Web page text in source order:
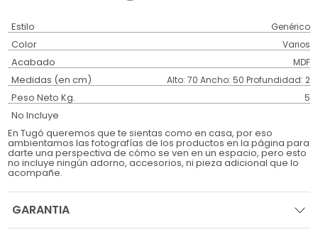
Estilo Genérico
Color Varios
Acabado MDF
Medidas (en cm) Alto: 70 Ancho: 50 Profundidad: 2
Peso Neto Kg. 5
No Incluye
En Tugó queremos que te sientas como en casa, por eso
ambientamos las fotografías de los productos en la página para
darte una perspectiva de cómo se ven en un espacio, pero esto
no incluye ningún adorno, accesorios, ni pieza adicional que lo
acompañe.
GARANTIA